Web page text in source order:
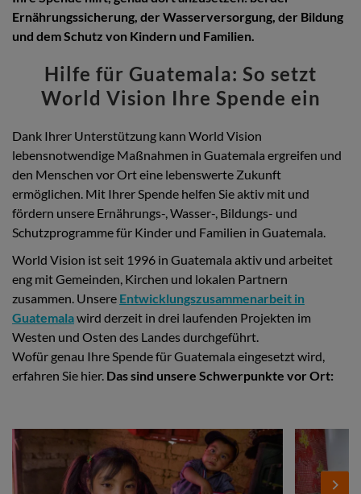
Ernährungssicherung, der Wasserversorgung, der Bildung
und dem Schutz von Kindern und Familien.
Hilfe für Guatemala: So setzt
World Vision Ihre Spende ein
Dank Ihrer Unterstützung kann World Vision
lebensnotwendige Maßnahmen in Guatemala ergreifen und
den Menschen vor Ort eine lebenswerte Zukunft
ermöglichen. Mit Ihrer Spende helfen Sie aktiv mit und
fördern unsere Ernährungs-, Wasser-, Bildungs- und
Schutzprogramme für Kinder und Familien in Guatemala.
World Vision ist seit 1996 in Guatemala aktiv und arbeitet
eng mit Gemeinden, Kirchen und lokalen Partnern
zusammen. Unsere Entwicklungszusammenarbeit in
Guatemalawird derzeit in drei laufenden Projekten im
Westen und Osten des Landes durchgeführt.
Wofür genau Ihre Spende für Guatemala eingesetzt wird,
erfahren Sie hier. Das sind unsere Schwerpunkte vor Ort:
Stories
Add
Image
Add
Image
Next